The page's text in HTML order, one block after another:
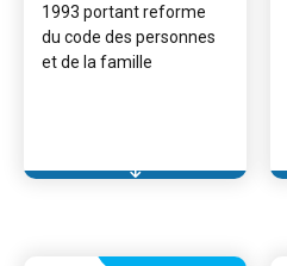
1993 portant reforme
du code des personnes
et de la famille